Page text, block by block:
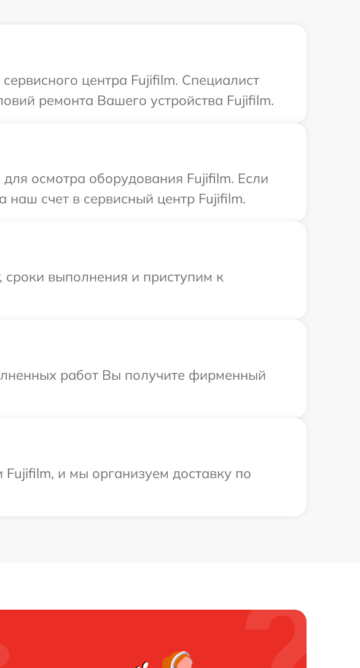
центра Fujifilm. Специалист
ремонта Вашего устройства Fujifilm.
осмотра оборудования Fujifilm. Если
наш счет в сервисный центр Fujifilm.
сроки выполнения и приступим к
работ Вы получите фирменный
и мы организуем доставку по